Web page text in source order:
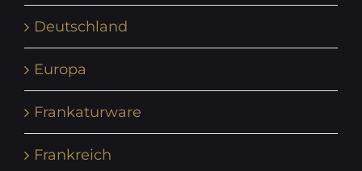
Deutschland
Europa
Frankaturware
Frankreich